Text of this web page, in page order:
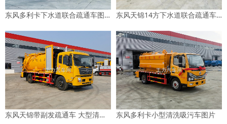
东风多利卡下水道联合疏通车图片 东风天锦14方下水道联合疏通车图片
东风天锦带副发疏通车 大型清洗吸污车图片 东风多利卡小型清洗吸污车图片